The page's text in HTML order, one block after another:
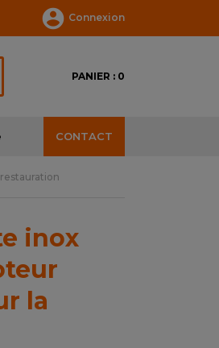
 Connexion
PANIER : 0
CONTACT
inox
la